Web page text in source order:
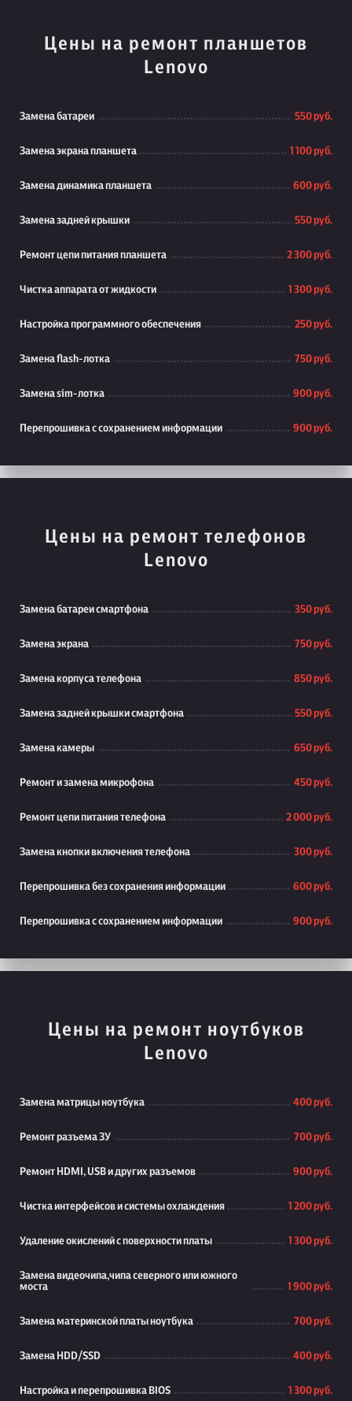
Цены на ремонт планшетов
Lenovo
Замена батареи 550 руб.
Замена экрана планшета 1 100 руб.
Замена динамика планшета 600 руб.
Замена задней крышки 550 руб.
Ремонт цепи питания планшета 2 300 руб.
Чистка аппарата от жидкости 1 300 руб.
Настройка программного обеспечения 250 руб.
Замена flash-лотка 750 руб.
Замена sim-лотка 900 руб.
Перепрошивка с сохранением информации 900 руб.
Цены на ремонт телефонов
Lenovo
Замена батареи смартфона 350 руб.
Замена экрана 750 руб.
Замена корпуса телефона 850 руб.
Замена задней крышки смартфона 550 руб.
Замена камеры 650 руб.
Ремонт и замена микрофона 450 руб.
Ремонт цепи питания телефона 2 000 руб.
Замена кнопки включения телефона 300 руб.
Перепрошивка без сохранения информации 600 руб.
Перепрошивка с сохранением информации 900 руб.
Цены на ремонт ноутбуков
Lenovo
Замена матрицы ноутбука 400 руб.
Ремонт разъема ЗУ 700 руб.
Ремонт HDMI, USB и других разъемов 900 руб.
Чистка интерфейсов и системы охлаждения 1 200 руб.
Удаление окислений с поверхности платы 1 300 руб.
Замена видеочипа,чипа северного или южного
моста
1 900 руб.
Замена материнской платы ноутбука 700 руб.
Замена HDD/SSD 400 руб.
Настройка и перепрошивка BIOS 1 300 руб.